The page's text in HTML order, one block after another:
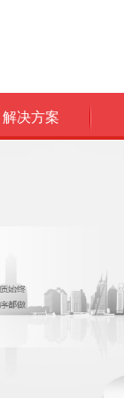
解决方案